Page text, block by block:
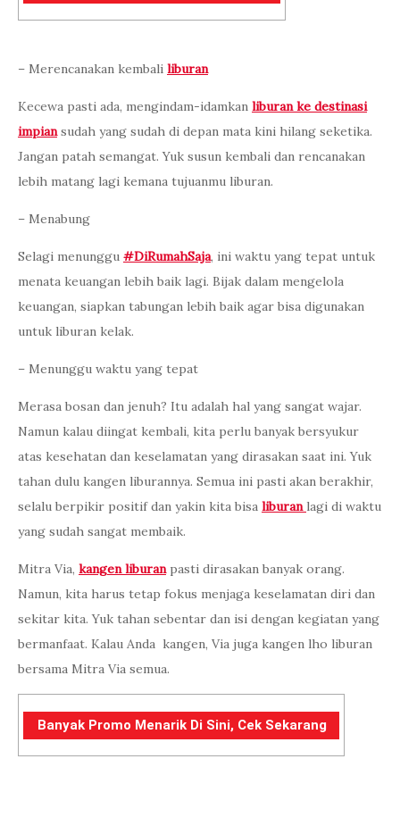
– Merencanakan kembali liburan
Kecewa pasti ada, mengindam-idamkan liburan ke destinasi
impiansudah yang sudah di depan mata kini hilang seketika.
Jangan patah semangat. Yuk susun kembali dan rencanakan
lebih matang lagi kemana tujuanmu liburan.
– Menabung
Selagi menunggu #DiRumahSaja, ini waktu yang tepat untuk
menata keuangan lebih baik lagi. Bijak dalam mengelola
keuangan, siapkan tabungan lebih baik agar bisa digunakan
untuk liburan kelak.
– Menunggu waktu yang tepat
Merasa bosan dan jenuh? Itu adalah hal yang sangat wajar.
Namun kalau diingat kembali, kita perlu banyak bersyukur
atas kesehatan dan keselamatan yang dirasakan saat ini. Yuk
tahan dulu kangen liburannya. Semua ini pasti akan berakhir,
selalu berpikir positif dan yakin kita bisa liburan lagi di waktu
yang sudah sangat membaik.
Mitra Via, kangen liburanpasti dirasakan banyak orang.
Namun, kita harus tetap fokus menjaga keselamatan diri dan
sekitar kita. Yuk tahan sebentar dan isi dengan kegiatan yang
bermanfaat. Kalau Anda kangen, Via juga kangen lho liburan
bersama Mitra Via semua.
Banyak Promo Menarik Di Sini, Cek Sekarang